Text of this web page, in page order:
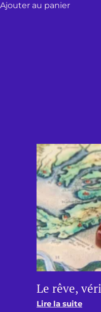
Ajouter au panier
Le rêve,
Lire la suite